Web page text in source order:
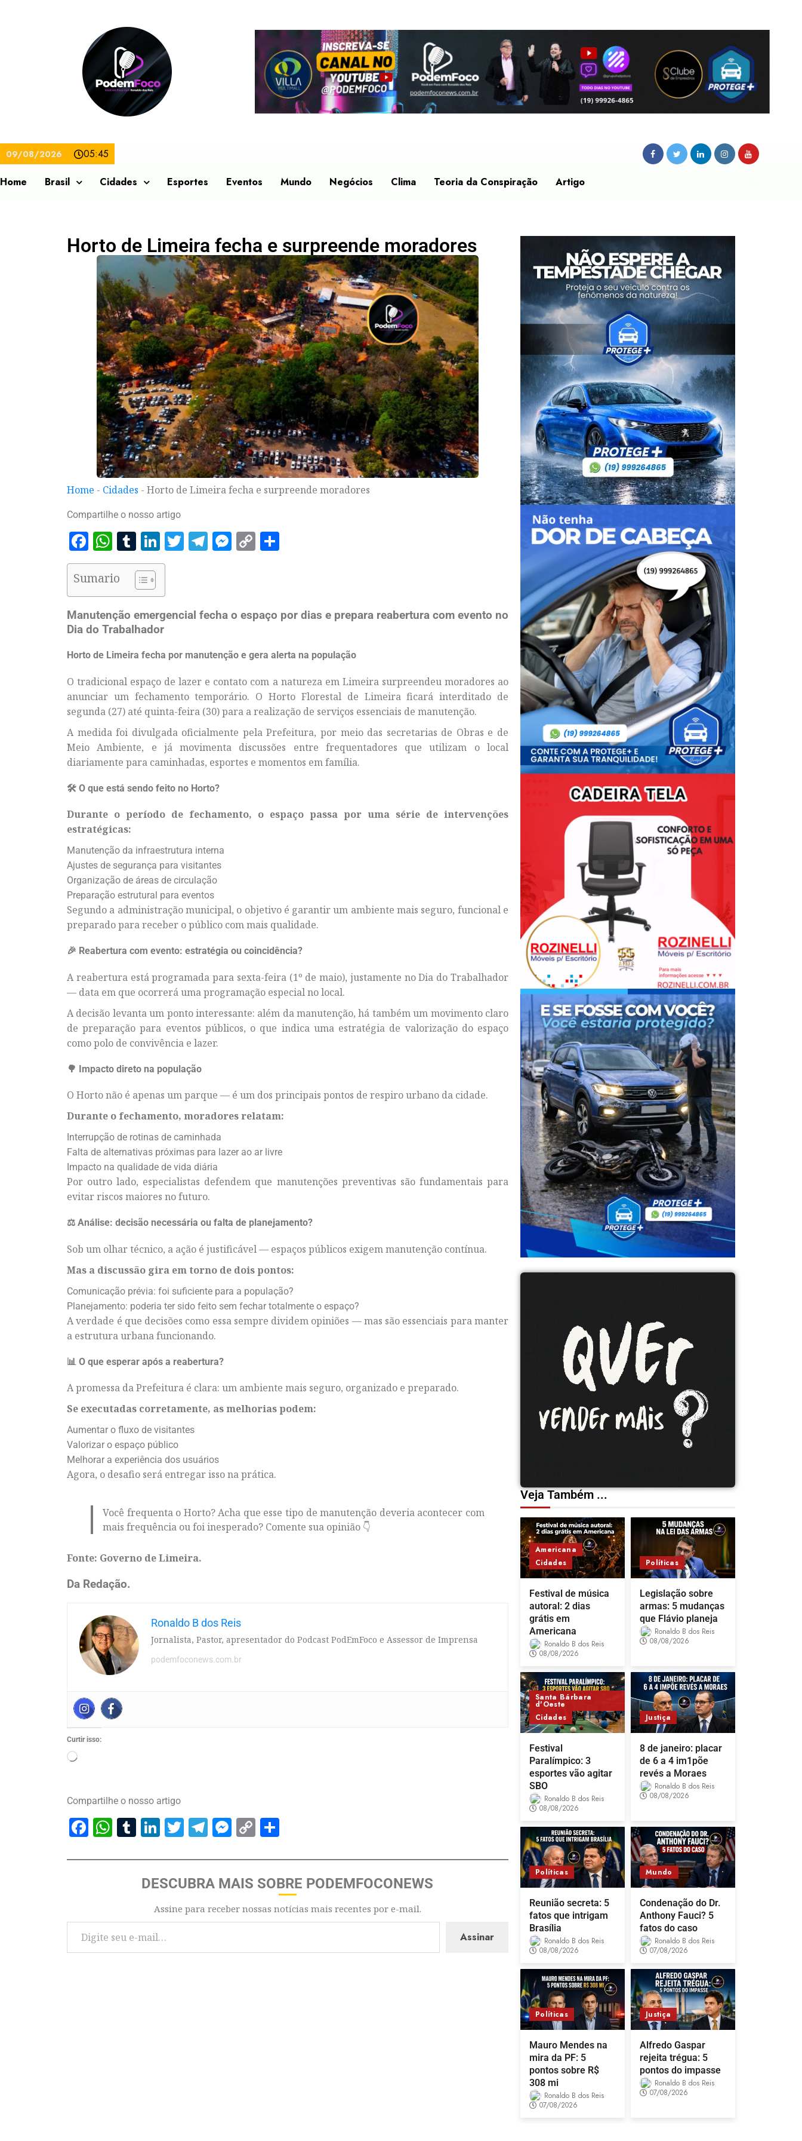
09/08/2026 05:45
Home Brasil Cidades Esportes Eventos Mundo Negócios Clima Teoria da Conspiração Artigo
Horto de Limeira fecha e surpreende moradores
Home - Cidades - Horto de Limeira fecha e surpreende moradores
Compartilhe o nosso artigo
Facebook
WhatsApp
Tumblr
LinkedIn
Twitter
Telegram
Messenger
Copy
Sumario
Manutenção emergencial fecha o espaço por dias e prepara reabertura com evento no
Dia do Trabalhador
Horto de Limeira fecha por manutenção e gera alerta na população
O tradicional espaço de lazer e contato com a natureza em Limeira surpreendeu moradores ao
anunciar um fechamento temporário. O Horto Florestal de Limeira ficará interditado de
segunda (27) até quinta-feira (30) para a realização de serviços essenciais de manutenção.
A medida foi divulgada oficialmente pela Prefeitura, por meio das secretarias de Obras e de
Meio Ambiente, e já movimenta discussões entre frequentadores que utilizam o local
diariamente para caminhadas, esportes e momentos em família.
🛠️ O que está sendo feito no Horto?
Durante o período de fechamento, o espaço passa por uma série de intervenções
estratégicas:
Manutenção da infraestrutura interna
Ajustes de segurança para visitantes
Organização de áreas de circulação
Preparação estrutural para eventos
Segundo a administração municipal, o objetivo é garantir um ambiente mais seguro, funcional e
preparado para receber o público com mais qualidade.
🎉 Reabertura com evento: estratégia ou coincidência?
A reabertura está programada para sexta-feira (1º de maio), justamente no Dia do Trabalhador
— data em que ocorrerá uma programação especial no local.
A decisão levanta um ponto interessante: além da manutenção, há também um movimento claro
de preparação para eventos públicos, o que indica uma estratégia de valorização do espaço
como polo de convivência e lazer.
🌳 Impacto direto na população
O Horto não é apenas um parque — é um dos principais pontos de respiro urbano da cidade.
Durante o fechamento, moradores relatam:
Interrupção de rotinas de caminhada
Falta de alternativas próximas para lazer ao ar livre
Impacto na qualidade de vida diária
Por outro lado, especialistas defendem que manutenções preventivas são fundamentais para
evitar riscos maiores no futuro.
⚖️ Análise: decisão necessária ou falta de planejamento?
Sob um olhar técnico, a ação é justificável — espaços públicos exigem manutenção contínua.
Mas a discussão gira em torno de dois pontos:
Comunicação prévia: foi suficiente para a população?
Planejamento: poderia ter sido feito sem fechar totalmente o espaço?
A verdade é que decisões como essa sempre dividem opiniões — mas são essenciais para manter
a estrutura urbana funcionando.
📊 O que esperar após a reabertura?
A promessa da Prefeitura é clara: um ambiente mais seguro, organizado e preparado.
Se executadas corretamente, as melhorias podem:
Aumentar o fluxo de visitantes
Valorizar o espaço público
Melhorar a experiência dos usuários
Agora, o desafio será entregar isso na prática.
Você frequenta o Horto? Acha que esse tipo de manutenção deveria acontecer com
mais frequência ou foi inesperado? Comente sua opinião 👇
Fonte: Governo de Limeira.
Da Redação.
Ronaldo B dos Reis
Jornalista, Pastor, apresentador do Podcast PodEmFoco e Assessor de Imprensa
podemfoconews.com.br
Curtir isso:
Compartilhe o nosso artigo
Facebook
WhatsApp
Tumblr
LinkedIn
Twitter
Telegram
Messenger
Copy
DESCUBRA MAIS SOBRE PODEMFOCONEWS
Assine para receber nossas notícias mais recentes por e-mail.
Assinar
Veja Também ...
Americana
Cidades
Festival de música
autoral: 2 dias
grátis em
Americana
Ronaldo B dos Reis
08/08/2026
Políticas
Legislação sobre
armas: 5 mudanças
que Flávio planeja
Ronaldo B dos Reis
08/08/2026
Santa Bárbara
d'Oeste
Cidades
Festival
Paralímpico: 3
esportes vão agitar
SBO
Ronaldo B dos Reis
08/08/2026
Justiça
8 de janeiro: placar
de 6 a 4 im1põe
revés a Moraes
Ronaldo B dos Reis
08/08/2026
Políticas
Reunião secreta: 5
fatos que intrigam
Brasília
Ronaldo B dos Reis
08/08/2026
Mundo
Condenação do Dr.
Anthony Fauci? 5
fatos do caso
Ronaldo B dos Reis
07/08/2026
Políticas
Mauro Mendes na
mira da PF: 5
pontos sobre R$
308 mi
Ronaldo B dos Reis
07/08/2026
Justiça
Alfredo Gaspar
rejeita trégua: 5
pontos do impasse
Ronaldo B dos Reis
07/08/2026